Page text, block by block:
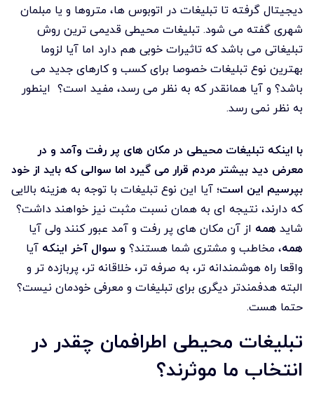
دیجیتال گرفته تا تبلیغات در اتوبوس ها، متروها و یا مبلمان
شهری گفته می شود. تبلیغات محیطی قدیمی ترین روش
تبلیغاتی می باشد که تاثیرات خوبی هم دارد اما آیا لزوما
بهترین نوع تبلیغات خصوصا برای کسب و کارهای جدید می
باشد؟ و آیا همانقدر که به نظر می رسد، مفید است؟ اینطور
به نظر نمی رسد.
با اینکه تبلیغات محیطی در مکان های پر رفت وآمد و در
معرض دید بیشتر مردم قرار می گیرد اما سوالی که باید از خود
بپرسیم این است؛ آیا این نوع تبلیغات با توجه به هزینه بالایی
که دارند، نتیجه ای به همان نسبت مثبت نیز خواهند داشت؟
شاید همه از آن مکان های پر رفت و آمد عبور کنند ولی آیا
همه، مخاطب و مشتری شما هستند؟ و سوال آخر اینکه آیا
واقعا راه هوشمندانه تر، به صرفه تر، خلاقانه تر، پربازده تر و
البته هدفمندتر دیگری برای تبلیغات و معرفی خودمان نیست؟
حتما هست.
تبلیغات محیطی اطرافمان چقدر در
انتخاب ما موثرند؟